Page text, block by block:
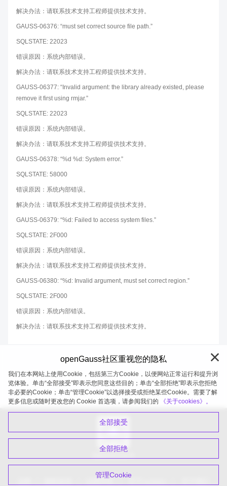
解决办法：请联系技术支持工程师提供技术支持。
GAUSS-06376: “must set correct source file path.”
SQLSTATE: 22023
错误原因：系统内部错误。
解决办法：请联系技术支持工程师提供技术支持。
GAUSS-06377: “Invalid argument: the library already existed, please
remove it first using rmjar.”
SQLSTATE: 22023
错误原因：系统内部错误。
解决办法：请联系技术支持工程师提供技术支持。
GAUSS-06378: “%d %d: System error.”
SQLSTATE: 58000
错误原因：系统内部错误。
解决办法：请联系技术支持工程师提供技术支持。
GAUSS-06379: “%d: Failed to access system files.”
SQLSTATE: 2F000
错误原因：系统内部错误。
解决办法：请联系技术支持工程师提供技术支持。
GAUSS-06380: “%d: Invalid argument, must set correct region.”
SQLSTATE: 2F000
错误原因：系统内部错误。
解决办法：请联系技术支持工程师提供技术支持。
openGauss 2026-08-06 20:11:32
openGauss社区重视您的隐私
我们在本网站上使用Cookie，包括第三方Cookie，以便网站正常运行和提升浏
览体验。单击“全部接受”即表示您同意这些目的；单击“全部拒绝”即表示您拒绝
非必要的Cookie；单击“管理Cookie”以选择接受或拒绝某些Cookie。需要了解
更多信息或随时更改您的 Cookie 首选项，请参阅我们的
《关于cookies》。
全部接受
全部拒绝
管理Cookie